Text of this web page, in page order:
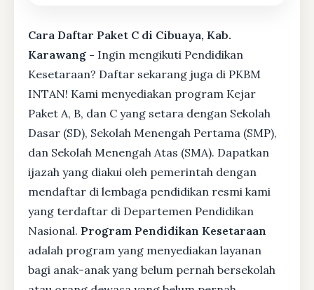
Cara Daftar Paket C di Cibuaya, Kab.
Karawang - Ingin mengikuti Pendidikan
Kesetaraan? Daftar sekarang juga di PKBM
INTAN! Kami menyediakan program Kejar
Paket A, B, dan C yang setara dengan Sekolah
Dasar (SD), Sekolah Menengah Pertama (SMP),
dan Sekolah Menengah Atas (SMA). Dapatkan
ijazah yang diakui oleh pemerintah dengan
mendaftar di lembaga pendidikan resmi kami
yang terdaftar di Departemen Pendidikan
Nasional. Program Pendidikan Kesetaraan
adalah program yang menyediakan layanan
bagi anak-anak yang belum pernah bersekolah